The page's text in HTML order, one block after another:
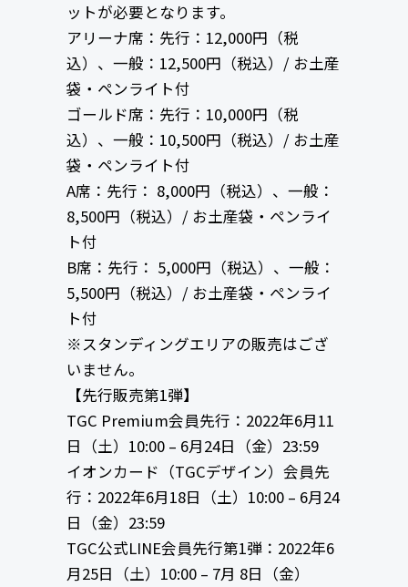
ットが必要となります。
アリーナ席：先行：12,000円（税
込）、一般：12,500円（税込）/ お土産
袋・ペンライト付
ゴールド席：先行：10,000円（税
込）、一般：10,500円（税込）/ お土産
袋・ペンライト付
A席：先行： 8,000円（税込）、一般：
8,500円（税込）/ お土産袋・ペンライ
ト付
B席：先行： 5,000円（税込）、一般：
5,500円（税込）/ お土産袋・ペンライ
ト付
※スタンディングエリアの販売はござ
いません。
【先行販売第1弾】
TGC Premium会員先行：2022年6月11
日（土）10:00 – 6月24日（金）23:59
イオンカード（TGCデザイン）会員先
行：2022年6月18日（土）10:00 – 6月24
日（金）23:59
TGC公式LINE会員先行第1弾：2022年6
月25日（土）10:00 – 7月 8日（金）